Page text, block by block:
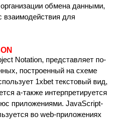
обмена данными,
взаимодействия для
Notation, представляет по-
построенный на схеме
1xbet текстовый вид,
а-также интерпретируется
приложениями. JavaScript-
во web-приложениях